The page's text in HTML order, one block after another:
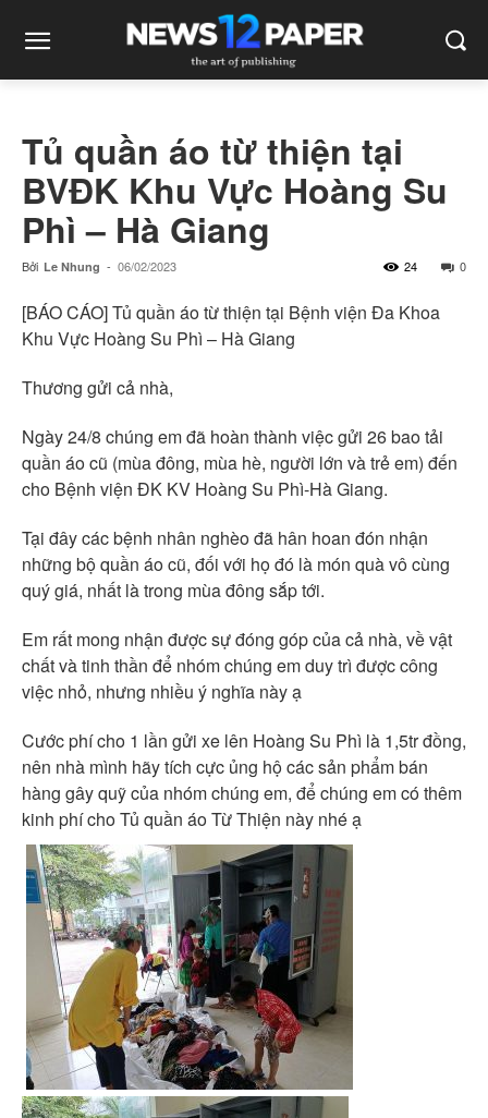
Tủ quần áo từ thiện tại
BVĐK Khu Vực Hoàng Su
Phì – Hà Giang
Bởi Le Nhung - 06/02/2023 0
24
[BÁO CÁO] Tủ quần áo từ thiện tại Bệnh viện Đa Khoa
Khu Vực Hoàng Su Phì – Hà Giang
Thương gửi cả nhà,
Ngày 24/8 chúng em đã hoàn thành việc gửi 26 bao tải
quần áo cũ (mùa đông, mùa hè, người lớn và trẻ em) đến
cho Bệnh viện ĐK KV Hoàng Su Phì-Hà Giang.
Tại đây các bệnh nhân nghèo đã hân hoan đón nhận
những bộ quần áo cũ, đối với họ đó là món quà vô cùng
quý giá, nhất là trong mùa đông sắp tới.
Em rất mong nhận được sự đóng góp của cả nhà, về vật
chất và tinh thần để nhóm chúng em duy trì được công
việc nhỏ, nhưng nhiều ý nghĩa này ạ
Cước phí cho 1 lần gửi xe lên Hoàng Su Phì là 1,5tr đồng,
nên nhà mình hãy tích cực ủng hộ các sản phẩm bán
hàng gây quỹ của nhóm chúng em, để chúng em có thêm
kinh phí cho Tủ quần áo Từ Thiện này nhé ạ